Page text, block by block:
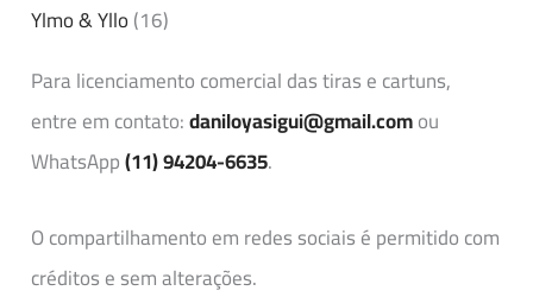
Ylmo & Yllo(16)
Para licenciamento comercial das tiras e cartuns,
entre em contato:daniloyasigui@gmail.comou
WhatsApp(11) 94204-6635.
O compartilhamento em redes sociais é permitido com
créditos e sem alterações.